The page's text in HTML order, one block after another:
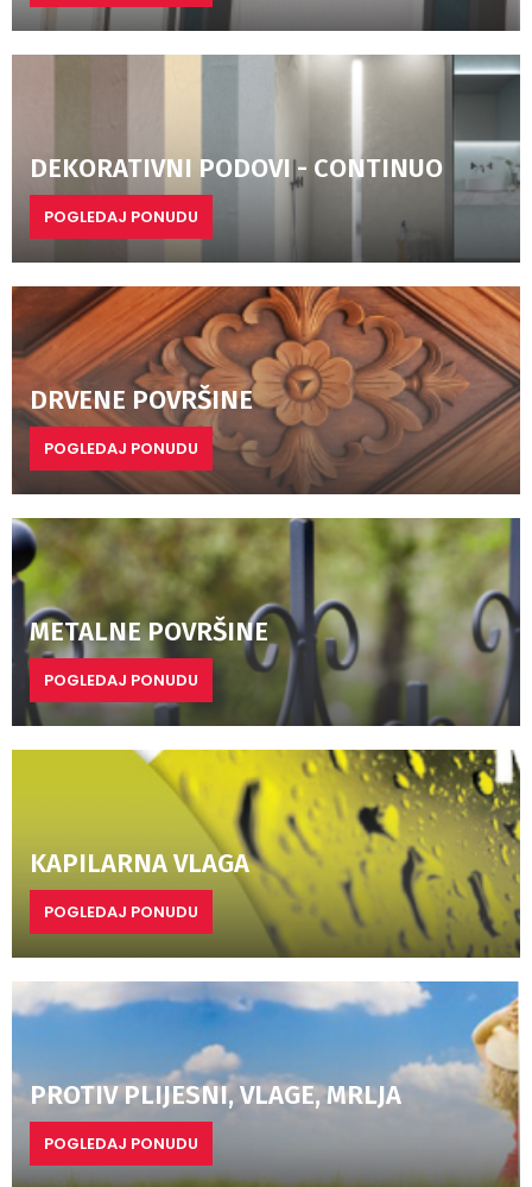
DEKORATIVNI PODOVI - CONTINUO
POGLEDAJ PONUDU
DRVENE POVRŠINE
POGLEDAJ PONUDU
METALNE POVRŠINE
POGLEDAJ PONUDU
KAPILARNA VLAGA
POGLEDAJ PONUDU
PROTIV PLIJESNI, VLAGE, MRLJA
POGLEDAJ PONUDU